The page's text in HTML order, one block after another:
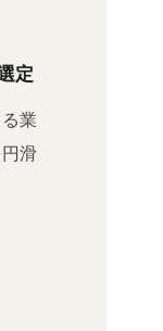
定
業
滑